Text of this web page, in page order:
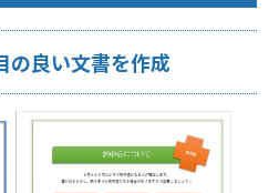
の良い文書を作成